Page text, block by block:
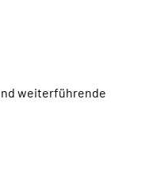
weiterführende